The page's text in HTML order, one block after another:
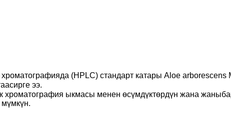
(HPLC) стандарт катары Aloe arborescens
ээ.
ыкмасы менен өсүмдүктөрдүн жана
мүмкүн.